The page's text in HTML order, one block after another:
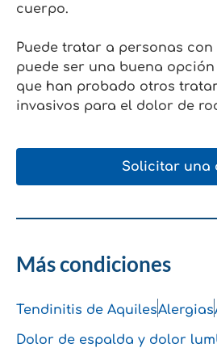
cuerpo.
Puede tratar a personas
puede ser una buena
que han probado otros
invasivos para el dolor de
Solicitar una
Más condiciones
Tendinitis de AquilesAlergias
Dolor de espalda y dolor